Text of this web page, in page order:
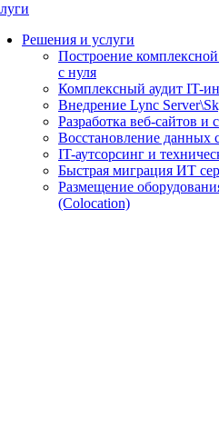
Решения и услуги
Построение
с нуля
Комплексный аудит IT-
Внедрение Lync
Разработка веб-сайтов и
Восстановление данных
IT-аутсорсинг и
Быстрая миграция ИТ
Размещение
(Colocation)